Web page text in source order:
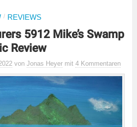
/ REVIEWS
5912 Mike’s Swamp
Review
von Jonas Heyer mit 4 Kommentaren